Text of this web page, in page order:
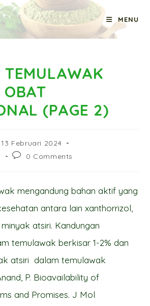
MENU
OBAT
(PAGE 2)
13 Februari 2024
Post0 Comments
mengandung bahan aktif yang
antara lain xanthorrizol,
atsiri. Kandungan
temulawak berkisar 1-2% dan
atsiri dalam temulawak
P. Bioavailability of
and Promises. J Mol